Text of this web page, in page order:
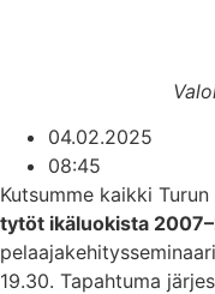
04.02.2025
08:45
Kutsumme kaikki
tytöt ikäluokista
19.30. Tapahtuma